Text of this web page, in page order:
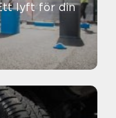
lyft för din